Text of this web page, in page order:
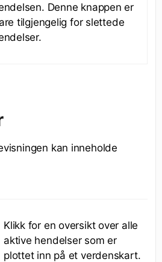
Denne knappen er
tilgjengelig for slettede
kan inneholde
Klikk for en oversikt over alle
aktive hendelser som er
plottet inn på et verdenskart.